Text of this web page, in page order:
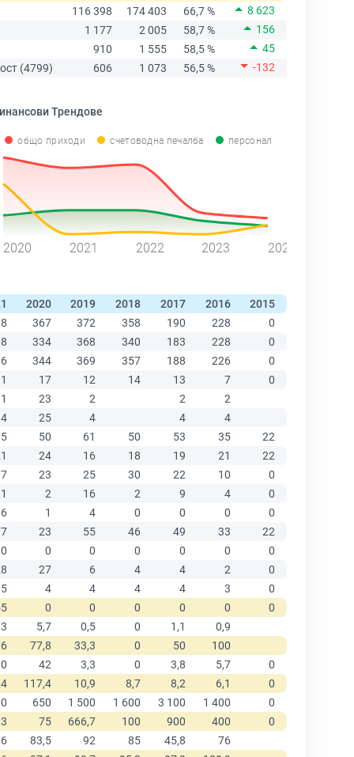
116 398
174 403 66,7 %
8 623
1 177
2 005 58,7 %
156
910
1 555 58,5 %
45
(4799)
606 1 073 56,5 % -132
Трендове
общо приходи счетоводна печалба персонал
2020 2021 2022 2023 2024
2020 2019 2018 2017 2016 2015